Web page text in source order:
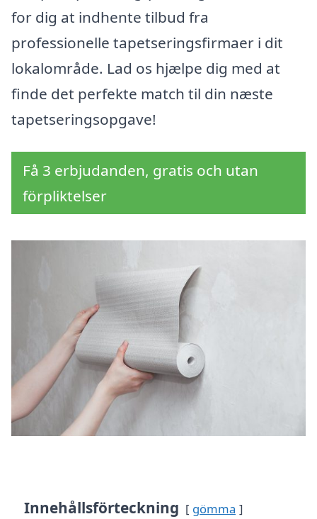
for dig at indhente tilbud fra
professionelle tapetseringsfirmaer i dit
lokalområde. Lad os hjælpe dig med at
finde det perfekte match til din næste
tapetseringsopgave!
Få 3 erbjudanden, gratis och utan
förpliktelser
Innehållsförteckning gömma